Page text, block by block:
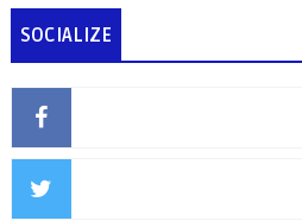
SOCIALIZE